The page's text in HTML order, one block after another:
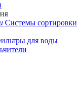
Системы сортировки
для воды